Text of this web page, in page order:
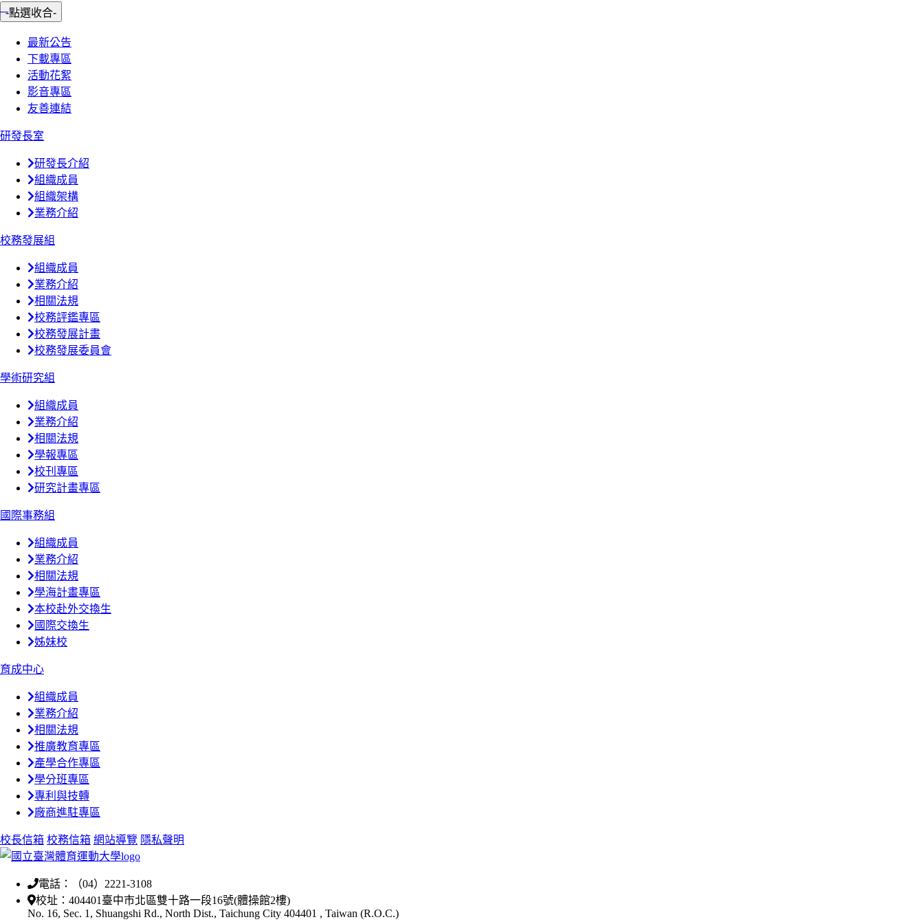
::: -點選收合-
最新公告
下載專區
活動花絮
影音專區
友善連結
研發長室
研發長介紹
組織成員
組織架構
業務介紹
校務發展組
組織成員
業務介紹
相關法規
校務評鑑專區
校務發展計畫
校務發展委員會
學術研究組
組織成員
業務介紹
相關法規
學報專區
校刊專區
研究計畫專區
國際事務組
組織成員
業務介紹
相關法規
學海計畫專區
本校赴外交換生
國際交換生
姊妹校
育成中心
組織成員
業務介紹
相關法規
推廣教育專區
產學合作專區
學分班專區
專利與技轉
廠商進駐專區
校長信箱 校務信箱 網站導覽 隱私聲明
電話：（04）2221-3108
校址：404401臺中市北區雙十路一段16號(體操館2樓)
No. 16, Sec. 1, Shuangshi Rd., North Dist., Taichung City 404401 , Taiwan (R.O.C.)